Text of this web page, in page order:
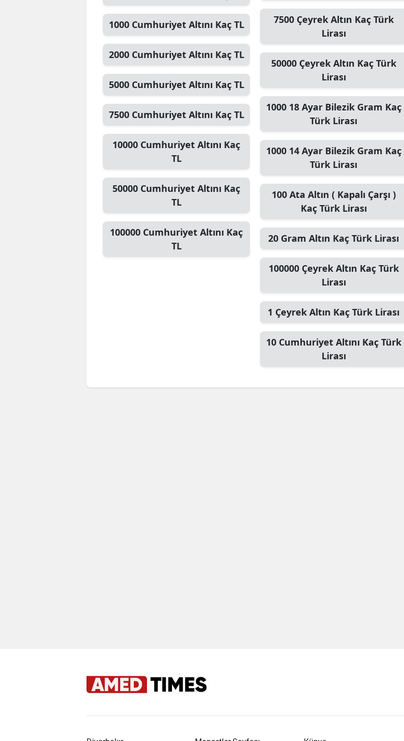
1000 Cumhuriyet Altını Kaç TL
2000 Cumhuriyet Altını Kaç TL
5000 Cumhuriyet Altını Kaç TL
7500 Cumhuriyet Altını Kaç TL
10000 Cumhuriyet Altını Kaç
TL
50000 Cumhuriyet Altını Kaç
TL
100000 Cumhuriyet Altını Kaç
TL
7500 Çeyrek Altın Kaç Türk
Lirası
50000 Çeyrek Altın Kaç Türk
Lirası
1000 18 Ayar Bilezik Gram Kaç
Türk Lirası
1000 14 Ayar Bilezik Gram Kaç
Türk Lirası
100 Ata Altın ( Kapalı Çarşı )
Kaç Türk Lirası
20 Gram Altın Kaç Türk Lirası
100000 Çeyrek Altın Kaç Türk
Lirası
1 Çeyrek Altın Kaç Türk Lirası
10 Cumhuriyet Altını Kaç Türk
Lirası